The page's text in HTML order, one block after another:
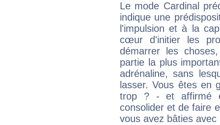
Le mode Cardinal
indique une
l'impulsion et à la
cœur d'initier les
démarrer les
partie la plus
adrénaline, sans
lasser. Vous êtes en
trop ? - et affirmé
consolider et de faire
vous avez bâties avec